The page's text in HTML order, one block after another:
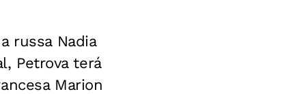
russa Nadia
Petrova terá
Marion